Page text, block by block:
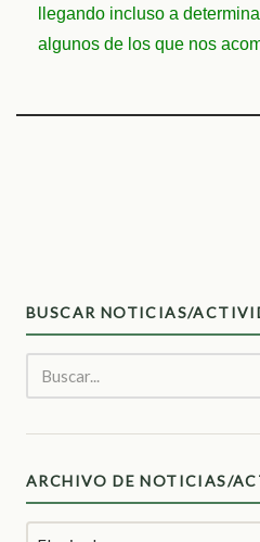
llegando incluso a
algunos de los que nos
BUSCAR NOTICIAS/
ARCHIVO DE NOTICIAS/